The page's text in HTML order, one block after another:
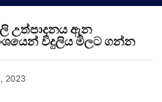
උත්පාදනය ඇන
විදුලිය මිලට ගන්න
2023